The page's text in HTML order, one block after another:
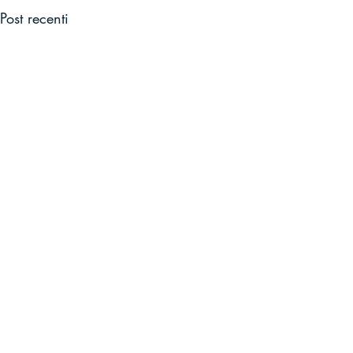
Post recenti